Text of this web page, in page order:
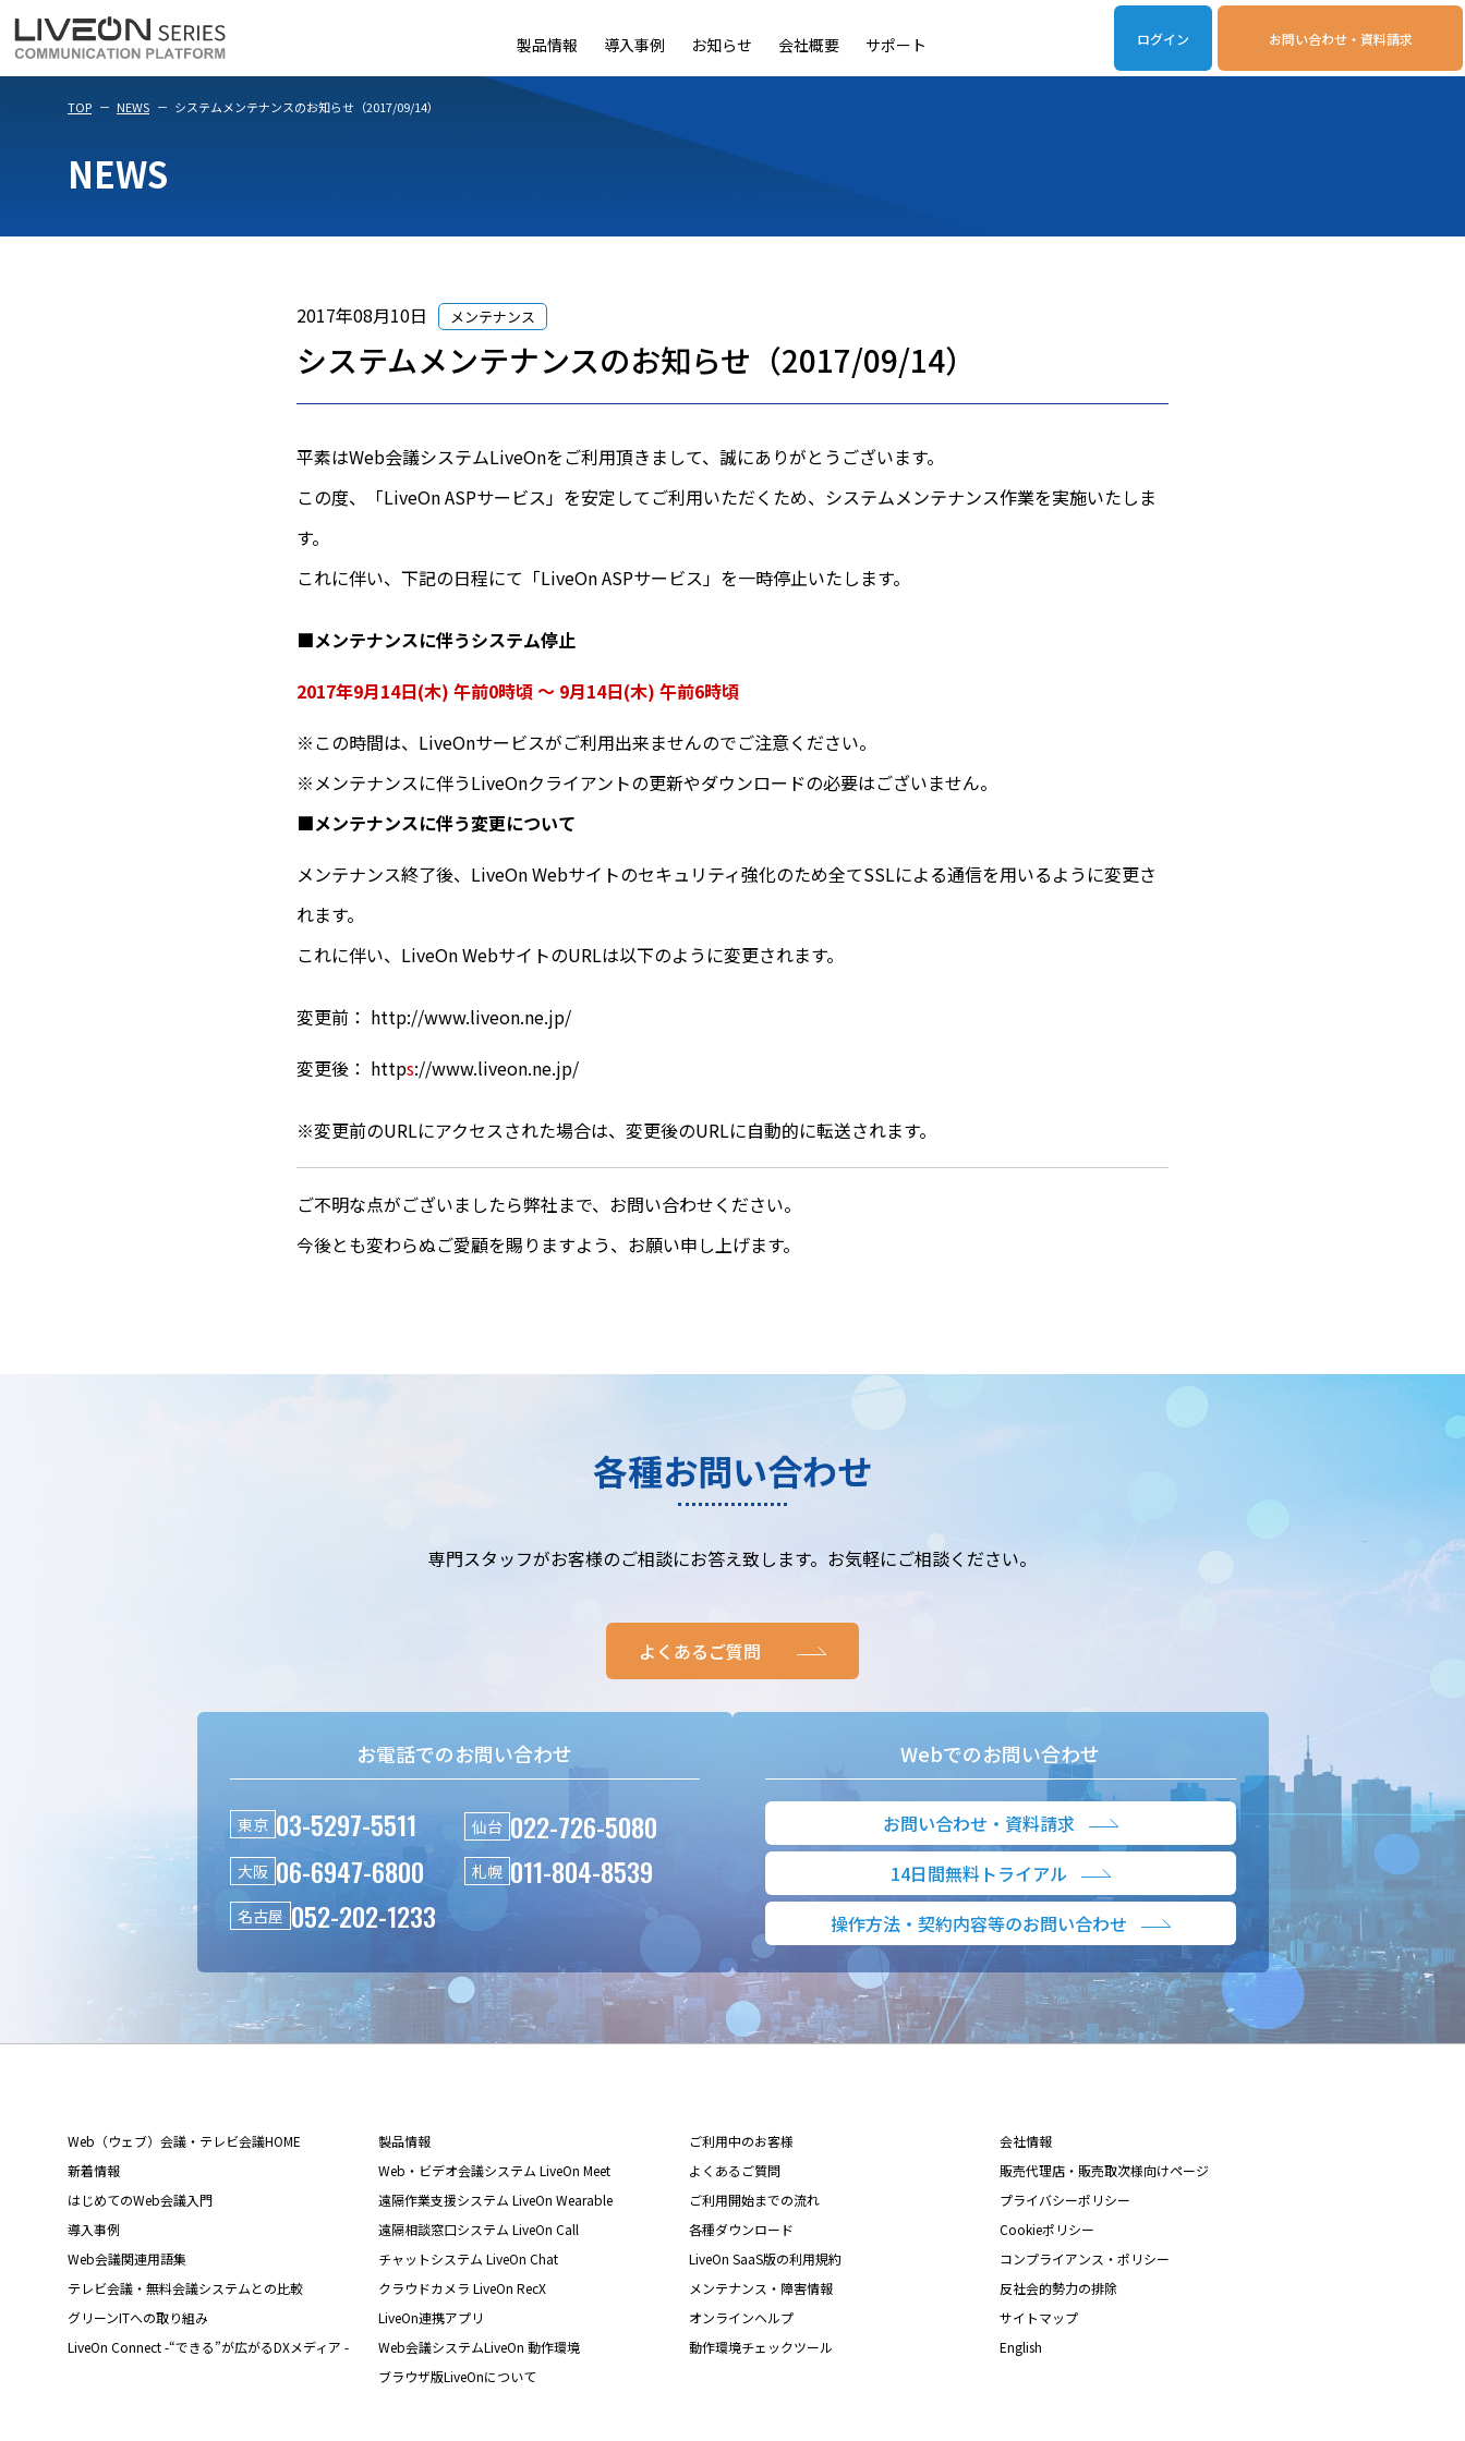
ログイン お問い合わせ・資料請求
製品情報
LiveOn MeetLiveOn Wearable LiveOn Nano
導入事例 お知らせ 会社概要 サポート
TOP NEWS システムメンテナンスのお知らせ（2017/09/14）
NEWS
2017年08月10日 メンテナンス
システムメンテナンスのお知らせ（2017/09/14）
平素はWeb会議システムLiveOnをご利用頂きまして、誠にありがとうございます。
この度、「LiveOn ASPサービス」を安定してご利用いただくため、システムメンテナンス作業を実施いたしま
す。
これに伴い、下記の日程にて「LiveOn ASPサービス」を一時停止いたします。
■メンテナンスに伴うシステム停止
2017年9月14日(木) 午前0時頃 ～ 9月14日(木) 午前6時頃
※この時間は、LiveOnサービスがご利用出来ませんのでご注意ください。
※メンテナンスに伴うLiveOnクライアントの更新やダウンロードの必要はございません。
■メンテナンスに伴う変更について
メンテナンス終了後、LiveOn Webサイトのセキュリティ強化のため全てSSLによる通信を用いるように変更さ
れます。
これに伴い、LiveOn WebサイトのURLは以下のように変更されます。
変更前： http://www.liveon.ne.jp/
変更後： https://www.liveon.ne.jp/
※変更前のURLにアクセスされた場合は、変更後のURLに自動的に転送されます。
ご不明な点がございましたら弊社まで、お問い合わせください。
今後とも変わらぬご愛顧を賜りますよう、お願い申し上げます。
各種お問い合わせ
専門スタッフがお客様のご相談にお答え致します。お気軽にご相談ください。
よくあるご質問
お電話でのお問い合わせ
東京 03-5297-5511 仙台 022-726-5080
大阪 06-6947-6800 札幌 011-804-8539
名古屋 052-202-1233
Webでのお問い合わせ
お問い合わせ・資料請求
14日間無料トライアル
操作方法・契約内容等のお問い合わせ
Web（ウェブ）会議・テレビ会議HOME
新着情報
はじめてのWeb会議入門
導入事例
Web会議関連用語集
テレビ会議・無料会議システムとの比較
グリーンITへの取り組み
LiveOn Connect -“できる”が広がるDXメディア -
製品情報
Web・ビデオ会議システム LiveOn Meet
遠隔作業支援システム LiveOn Wearable
遠隔相談窓口システム LiveOn Call
チャットシステム LiveOn Chat
クラウドカメラ LiveOn RecX
LiveOn連携アプリ
Web会議システムLiveOn 動作環境
ブラウザ版LiveOnについて
ご利用中のお客様
よくあるご質問
ご利用開始までの流れ
各種ダウンロード
LiveOn SaaS版の利用規約
メンテナンス・障害情報
オンラインヘルプ
動作環境チェックツール
会社情報
販売代理店・販売取次様向けページ
プライバシーポリシー
Cookieポリシー
コンプライアンス・ポリシー
反社会的勢力の排除
サイトマップ
English